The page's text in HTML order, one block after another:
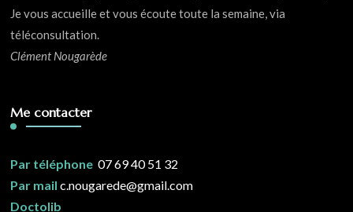
Je vous accueille et vous écoute toute la semaine, via
téléconsultation.
Clément Nougarède
Me contacter
Par téléphone 07 69 40 51 32
Par mail c.nougarede@gmail.com
Doctolib